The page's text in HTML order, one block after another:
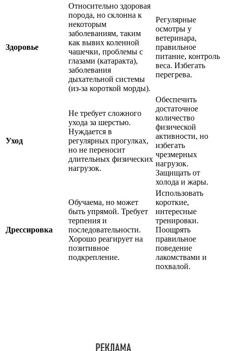
Здоровье
Относительно здоровая
порода, но склонна к
некоторым
заболеваниям, таким
как вывих коленной
чашечки, проблемы с
глазами (катаракта),
заболевания
дыхательной системы
(из-за короткой морды).
Регулярные
осмотры у
ветеринара,
правильное
питание, контроль
веса. Избегать
перегрева.
Уход
Не требует сложного
ухода за шерстью.
Нуждается в
регулярных прогулках,
но не переносит
длительных физических
нагрузок.
Обеспечить
достаточное
количество
физической
активности, но
избегать
чрезмерных
нагрузок.
Защищать от
холода и жары.
Дрессировка
Обучаема, но может
быть упрямой. Требует
терпения и
последовательности.
Хорошо реагирует на
позитивное
подкрепление.
Использовать
короткие,
интересные
тренировки.
Поощрять
правильное
поведение
лакомствами и
похвалой.